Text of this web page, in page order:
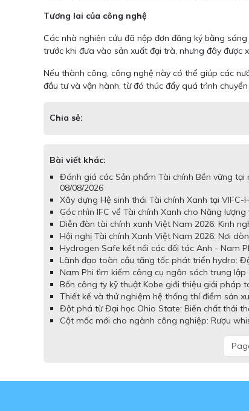
Tương lai của công nghệ
Các nhà nghiên cứu đã nộp đơn đăng ký bằng
trước khi đưa vào sản xuất đại trà, nhưng đây
Nếu thành công, công nghệ này có thể giúp các
đầu tư và vận hành, từ đó thúc đẩy quá trình
Chia sẻ:
Bài viết khác:
Đánh giá các Sản phẩm Tài chính Bền vững
08/08/2026
Xây dựng Hệ sinh thái Tài chính Xanh tại
Góc nhìn IFC về Tài chính Xanh cho Năng
Diễn đàn tài chính xanh Việt Nam 2026: Kinh
Hội nghị Tài chính Xanh Việt Nam 2026: Nơi
Hydrogen Safe kết nối các đối tác Anh - Nam
Lãnh đạo toàn cầu tăng tốc phát triển hydro:
Nam Phi tìm kiếm công cụ ngân sách trung
Bốn công ty kỹ thuật Kobe giới thiệu giải pháp
Thiết kế và thử nghiệm hệ thống thí điểm sản
Đột phá từ Đại học Ohio State: Biến chất thải
Cột mốc mới cho ngành công nghiệp: Rượu